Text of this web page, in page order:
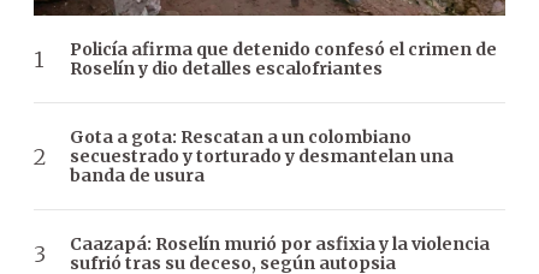
Policía afirma que detenido confesó el crimen de
Roselín y dio detalles escalofriantes
Gota a gota: Rescatan a un colombiano
secuestrado y torturado y desmantelan una
banda de usura
Caazapá: Roselín murió por asfixia y la violencia
sufrió tras su deceso, según autopsia